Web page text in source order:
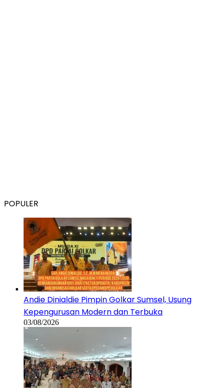
POPULER
Andie Dinialdie Pimpin Golkar Sumsel, Usung
Kepengurusan Modern dan Terbuka
03/08/2026